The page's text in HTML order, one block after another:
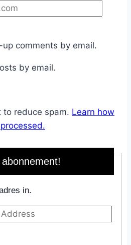
comments by email.
by email.
to reduce spam. Learn how
in.